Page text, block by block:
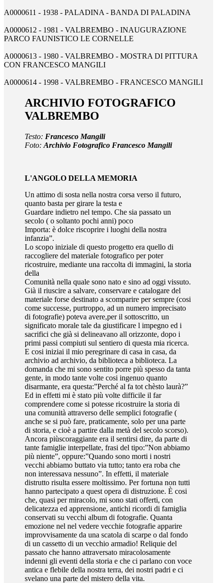
A0000611 - 1938 - PALADINA - BANDA DI PALADINA
A0000612 - 1981 - VALBREMBO - INAUGURAZIONE
PARCO FAUNISTICO LE CORNELLE
A0000613 - 1980 - VALBREMBO - MOSTRA DI PITTURA
CON FRANCESCO MANGILI
A0000614 - 1998 - VALBREMBO - FRANCESCO MANGILI
ARCHIVIO FOTOGRAFICO
VALBREMBO
Testo: Francesco Mangili
Foto:Archivio Fotografico Francesco Mangili
L'ANGOLO DELLA MEMORIA
Un attimo di sosta nella nostra corsa verso il futuro,
quanto basta per girare la testa e
Guardare indietro nel tempo. Che sia passato un
secolo ( o soltanto pochi anni) poco
Importa: è dolce riscoprire i luoghi della nostra
infanzia”.
Lo scopo iniziale di questo progetto era quello di
raccogliere del materiale fotografico per poter
ricostruire, mediante una raccolta di immagini, la storia
della
Comunità nella quale sono nato e sino ad oggi vissuto.
Già il riuscire a salvare, conservare e catalogare del
materiale forse destinato a scomparire per sempre (cosi
come successe, purtroppo, ad un numero imprecisato
di fotografie) poteva avere,per il sottoscritto, un
significato morale tale da giustificare l impegno ed i
sacrifici che già si delineavano all orizzonte, dopo i
primi passi compiuti sul sentiero di questa mia ricerca.
E cosi iniziai il mio peregrinare di casa in casa, da
archivio ad archivio, da biblioteca a biblioteca. La
domanda che mi sono sentito porre più spesso da tanta
gente, in modo tante volte cosi ingenuo quanto
disarmante, era questa:”Perché al fa tot chèsto laurà?”
Ed in effetti mi è stato più volte difficile il far
comprendere come si potesse ricostruire la storia di
una comunità attraverso delle semplici fotografie (
anche se si può fare, praticamente, solo per una parte
di storia, e cioè a partire dalla metà del secolo scorso).
Ancora piùscoraggiante era il sentirsi dire, da parte di
tante famiglie interpellate, frasi del tipo:”Non abbiamo
più niente”, oppure:”Quando sono morti i nostri
vecchi abbiamo buttato via tutto; tanto era roba che
non interessava nessuno”. In effetti, il materiale
distrutto risulta essere moltissimo. Per fortuna non tutti
hanno partecipato a quest opera di distruzione. È cosi
che, quasi per miracolo, mi sono stati offerti, con
delicatezza ed apprensione, antichi ricordi di famiglia
conservati su vecchi album di fotografie. Quanta
emozione nel nel vedere vecchie fotografie apparire
improvvisamente da una scatola di scarpe o dal fondo
di un cassetto di un vecchio armadio! Reliquie del
passato che hanno attraversato miracolosamente
indenni gli eventi della storia e che ci parlano con voce
antica e flebile della nostra terra, dei nostri padri e ci
svelano una parte del mistero della vita.